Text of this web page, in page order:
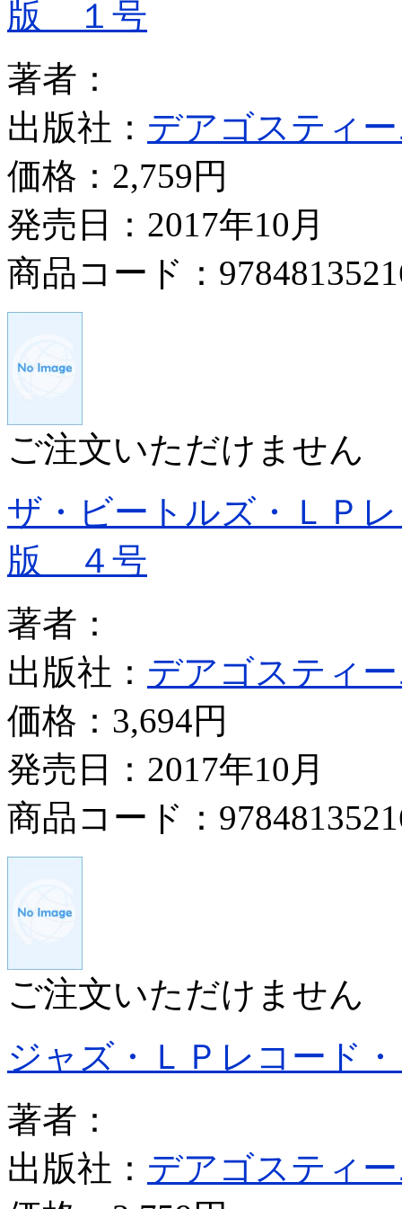
版 １号
著者：
出版社： デアゴスティ
価格： 2,759円
発売日：2017年10月
商品コード：
ご注文いただけません
ザ・ビートルズ・ＬＰ
版 ４号
著者：
出版社： デアゴスティ
価格： 3,694円
発売日：2017年10月
商品コード：
ご注文いただけません
ジャズ・ＬＰレコード
著者：
出版社： デアゴスティ